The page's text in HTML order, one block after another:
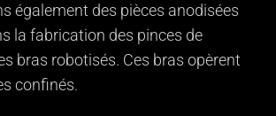
également des pièces anodisées
la fabrication des pinces de
bras robotisés. Ces bras opèrent
confinés.